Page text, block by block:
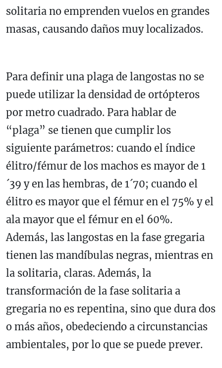
solitaria no emprenden vuelos en grandes
masas, causando daños muy localizados.
Para definir una plaga de langostas no se
puede utilizar la densidad de ortópteros
por metro cuadrado. Para hablar de
“plaga” se tienen que cumplir los
siguiente parámetros: cuando el índice
élitro/fémur de los machos es mayor de 1
´39 y en las hembras, de 1´70; cuando el
élitro es mayor que el fémur en el 75% y el
ala mayor que el fémur en el 60%.
Además, las langostas en la fase gregaria
tienen las mandíbulas negras, mientras en
la solitaria, claras. Además, la
transformación de la fase solitaria a
gregaria no es repentina, sino que dura dos
o más años, obedeciendo a circunstancias
ambientales, por lo que se puede prever.